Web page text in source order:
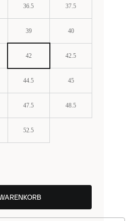
36.5 37.5
39 40
42 42.5
44.5 45
47.5 48.5
52.5